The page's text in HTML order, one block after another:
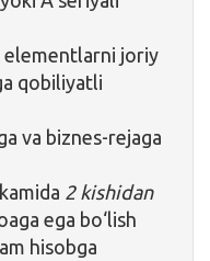
elementlarni joriy
qobiliyatli
va biznes-rejaga
2 kishidan
ega bo‘lish
hisobga